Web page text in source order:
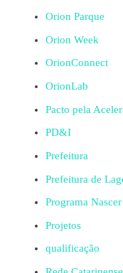
Orion Parque
Orion Week
OrionConnect
OrionLab
Pacto pela
PD&I
Prefeitura
Prefeitura de
Programa Nascer
Projetos
qualificação